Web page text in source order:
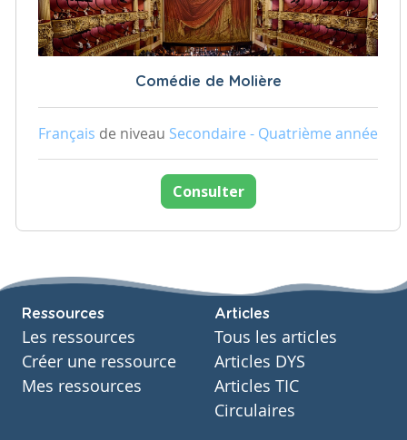
Comédie de Molière
Français de niveau Secondaire - Quatrième année
Consulter
Ressources
Les ressources
Créer une ressource
Mes ressources
Articles
Tous les articles
Articles DYS
Articles TIC
Circulaires